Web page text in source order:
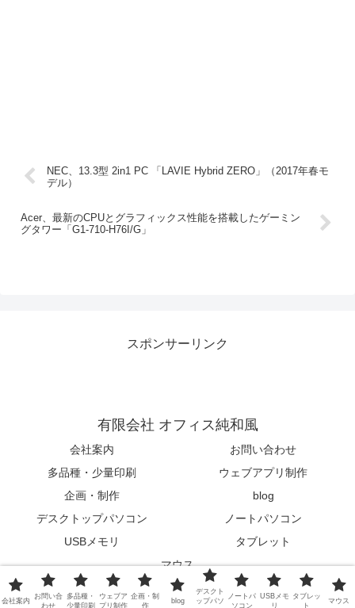
NEC、13.3型 2in1 PC 「LAVIE Hybrid ZERO」（2017年春モ
デル）
Acer、最新のCPUとグラフィックス性能を搭載したゲーミン
グタワー「G1-710-H76I/G」
スポンサーリンク
有限会社 オフィス純和風
会社案内
お問い合わせ
多品種・少量印刷
ウェブアプリ制作
企画・制作
blog
デスクトップパソコン
ノートパソコン
USBメモリ
タブレット
マウス
© 2015-2026 有限会社 オフィス純和風.
会社案内
お問い合
わせ
多品種・
少量印刷
ウェブア
プリ制作
企画・制
作
blog
デスクト
ップパソ
ノートパ
ソコン
USBメモ
リ
タブレッ
ト
マウス